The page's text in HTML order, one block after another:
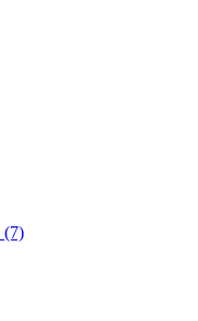
(7)